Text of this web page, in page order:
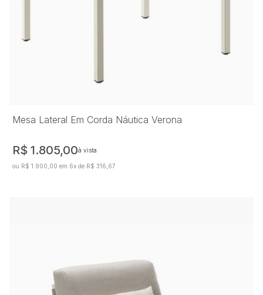
Mesa Lateral Em Corda Náutica Verona
R$ 1.805,00à vista
ou R$ 1.900,00 em 6x de R$ 316,67